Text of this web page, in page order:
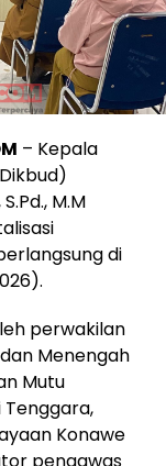
– Kepala
M.M
di
perwakilan
Menengah
Mutu
Tenggara,
Konawe